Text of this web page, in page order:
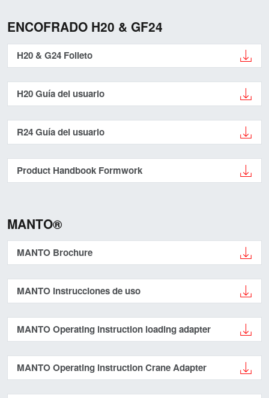
ENCOFRADO H20 & GF24
H20 & G24 Folleto
H20 Guía del usuario
R24 Guía del usuario
Product Handbook Formwork
MANTO®
MANTO Brochure
MANTO instrucciones de uso
MANTO Operating instruction loading adapter
MANTO Operating instruction Crane Adapter